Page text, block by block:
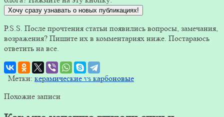
Хочу сразу узнавать о новых публикациях!
P.S.S. После прочтения статьи появились вопросы, замечания,
возражения? Пишите их в комментариях ниже. Постараюсь
ответить на все.
Метки: керамические vs карбоновые
Похожие записи